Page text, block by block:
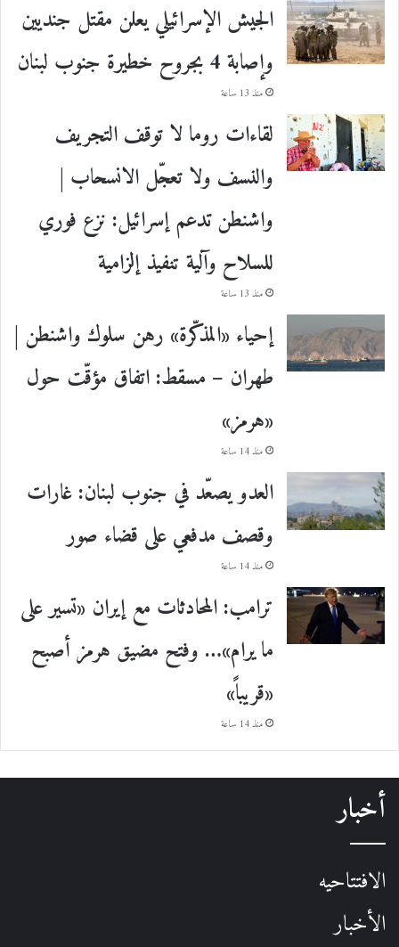
الجيش الإسرائيلي يعلن مقتل جنديين
وإصابة 4 بجروح خطيرة جنوب لبنان
منذ 13 ساعة
لقاءات روما لا توقف التجريف
والنسف ولا تعجّل الانسحاب |
واشنطن تدعم إسرائيل: نزع فوري
للسلاح وآلية تنفيذ إلزامية
منذ 13 ساعة
إحياء «المذكّرة» رهن سلوك واشنطن |
طهران – مسقط: اتفاق مؤقّت حول
«هرمز»
منذ 14 ساعة
العدو يصعّد في جنوب لبنان: غارات
وقصف مدفعي على قضاء صور
منذ 14 ساعة
ترامب: المحادثات مع إيران «تسير على
ما يرام»… وفتح مضيق هرمز أصبح
«قريباً»
منذ 14 ساعة
أخبار
الافتتاحيه
الأخبار